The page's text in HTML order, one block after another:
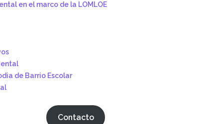
en el marco de la LOMLOE
de Barrio Escolar
Contacto